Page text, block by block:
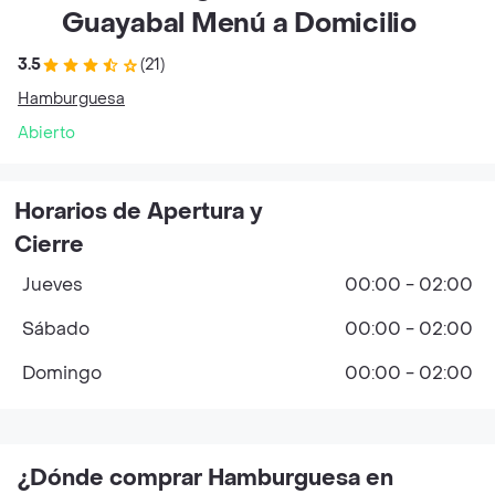
Guayabal Menú a Domicilio
3.5
(21)
Hamburguesa
Abierto
¿Dónde comprar Hamburguesa en
Horarios de Apertura y
Cierre
Jueves
00:00 - 02:00
Sábado
00:00 - 02:00
Domingo
00:00 - 02:00